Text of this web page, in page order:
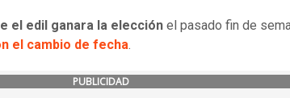
el edil ganara la elección el pasado fin de
el cambio de fecha.
PUBLICIDAD